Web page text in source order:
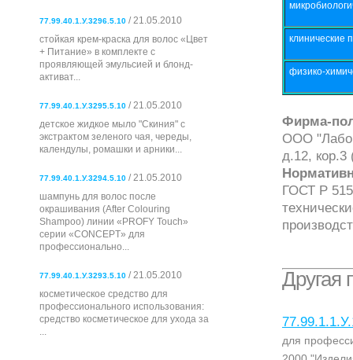
77.99.40.1.У.3296.5.10 / 21.05.2010
стойкая крем-краска для волос «Цвет
+ Питание» в комплекте с
проявляющей эмульсией и блонд-
активат...
77.99.40.1.У.3295.5.10 / 21.05.2010
детское жидкое мыло "Скиния" с
экстрактом зеленого чая, череды,
календулы, ромашки и арники...
77.99.40.1.У.3294.5.10 / 21.05.2010
шампунь для волос после
окрашивания (After Colouring
Shampoo) линии «PROFY Touch»
серии «CONCEPT» для
профессионально...
77.99.40.1.У.3293.5.10 / 21.05.2010
косметическое средство для
профессионального использования:
cредство косметическое для ухода за
...
клинические
физико-
Фирма-
ООО
д.12, кор.3
ГОСТ Р
Другая
для